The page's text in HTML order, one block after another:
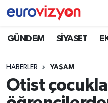
GÜNDEM SİYASET
HABERLER YAŞAM
Otist